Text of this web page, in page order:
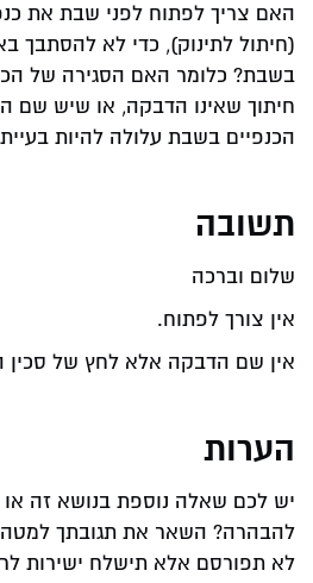
האם צריך לפתוח לפני שבת את
(חיתול לתינוק), כדי לא להסתבך
בשבת? כלומר האם הסגירה של
חיתוך שאינו הדבקה, או שיש שם
הכנפיים בשבת עלולה להיות
תשובה
שלום וברכה
אין צורך לפתוח.
אין שם הדבקה אלא לחץ של סכין
הערות
יש לכם שאלה נוספת בנושא זה
להבהרה? השאר את תגובתך
לא תפורסם אלא תישלח ישירות